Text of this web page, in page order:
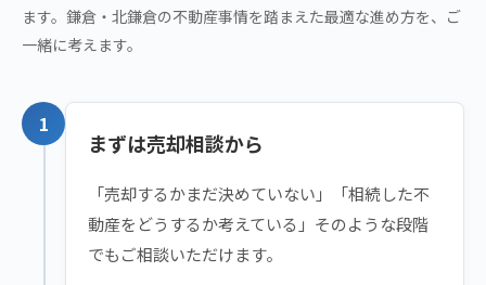
ます。鎌倉・北鎌倉の不動産事情を踏まえた最適な進め方を、ご
一緒に考えます。
1
まずは売却相談から
「売却するかまだ決めていない」「相続した不
動産をどうするか考えている」そのような段階
でもご相談いただけます。